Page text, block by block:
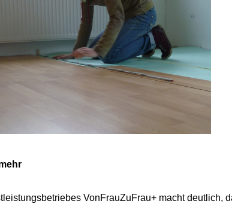
VonFrauZuFrau+ macht deutlich,